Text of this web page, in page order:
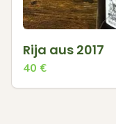
Rija aus 2017
40 €